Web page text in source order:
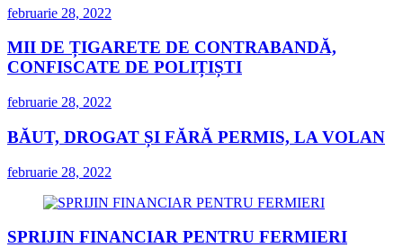
februarie 28, 2022
MII DE ȚIGARETE DE CONTRABANDĂ,
CONFISCATE DE POLIȚIȘTI
februarie 28, 2022
BĂUT, DROGAT ȘI FĂRĂ PERMIS, LA VOLAN
februarie 28, 2022
SPRIJIN FINANCIAR PENTRU FERMIERI